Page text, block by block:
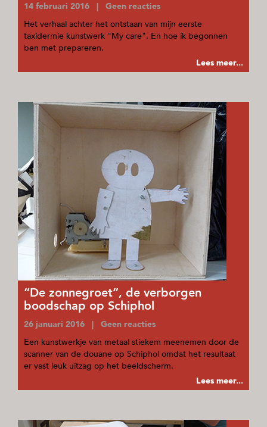
14 februari 2016 | Geen reacties
Het verhaal achter het ontstaan van mijn eerste
taxidermie kunstwerk "My care". En hoe ik begonnen
ben met prepareren.
Lees meer...
“De zonnegroet”, de verborgen
boodschap op Schiphol
26 januari 2016 | Geen reacties
Een kunstwerkje van metaal stiekem meenemen door de
scanner van de douane op Schiphol omdat het resultaat
er vast leuk uitzag op het beeldscherm.
Lees meer...